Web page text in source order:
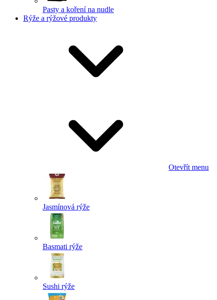
Pasty a koření na nudle
Rýže a rýžové produkty
Otevřít menu
Jasmínová rýže
Basmati rýže
Sushi rýže